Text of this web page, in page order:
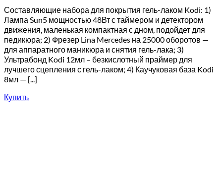
Составляющие набора для покрытия гель-лаком Kodi: 1)
Лампа Sun5 мощностью 48Вт с таймером и детектором
движения, маленькая компактная с дном, подойдет для
педикюра; 2) Фрезер Lina Mercedes на 25000 оборотов —
для аппаратного маникюра и снятия гель-лака; 3)
Ультрабонд Kodi 12мл – безкислотный праймер для
лучшего сцепления с гель-лаком; 4) Каучуковая база Kodi
8мл — [...]
Купить